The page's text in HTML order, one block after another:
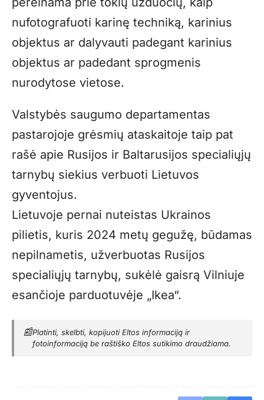
nufotografuoti karinę techniką, karinius
objektus ar dalyvauti padegant karinius
objektus ar padedant sprogmenis
nurodytose vietose.
Valstybės saugumo departamentas
pastarojoje grėsmių ataskaitoje taip pat
rašė apie Rusijos ir Baltarusijos specialiųjų
tarnybų siekius verbuoti Lietuvos
gyventojus.
Lietuvoje pernai nuteistas Ukrainos
pilietis, kuris 2024 metų gegužę, būdamas
nepilnametis, užverbuotas Rusijos
specialiųjų tarnybų, sukėlė gaisrą Vilniuje
esančioje parduotuvėje „Ikea“.
📰Platinti, skelbti, kopijuoti Eltos informaciją ir
fotoinformaciją be raštiško Eltos sutikimo draudžiama.